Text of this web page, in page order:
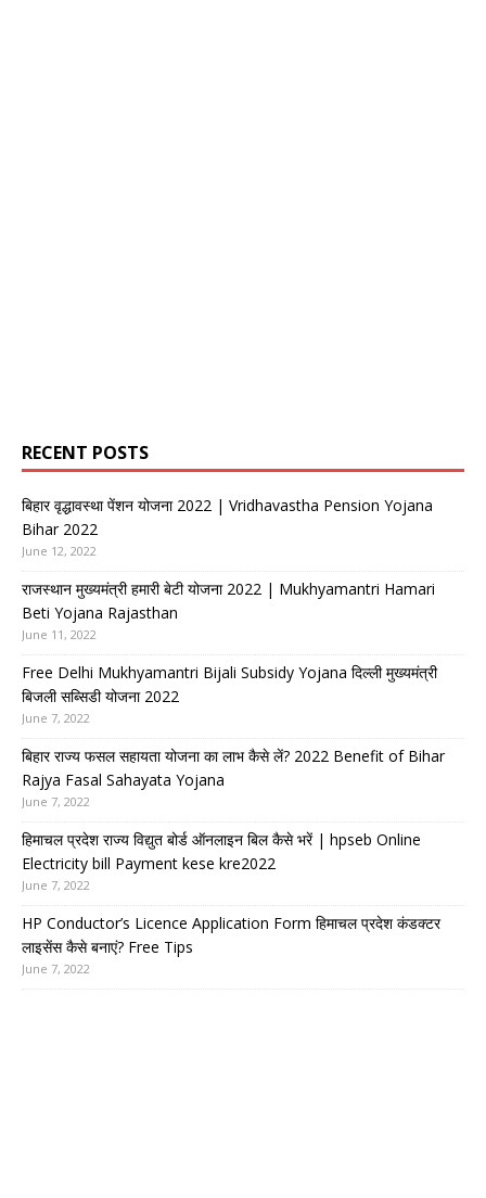
RECENT POSTS
बिहार वृद्धावस्था पेंशन योजना 2022 | Vridhavastha Pension Yojana
Bihar 2022
June 12, 2022
राजस्थान मुख्यमंत्री हमारी बेटी योजना 2022 | Mukhyamantri Hamari
Beti Yojana Rajasthan
June 11, 2022
Free Delhi Mukhyamantri Bijali Subsidy Yojana दिल्ली मुख्यमंत्री
बिजली सब्सिडी योजना 2022
June 7, 2022
बिहार राज्य फसल सहायता योजना का लाभ कैसे लें? 2022 Benefit of Bihar
Rajya Fasal Sahayata Yojana
June 7, 2022
हिमाचल प्रदेश राज्य विद्युत बोर्ड ऑनलाइन बिल कैसे भरें | hpseb Online
Electricity bill Payment kese kre2022
June 7, 2022
HP Conductor’s Licence Application Form हिमाचल प्रदेश कंडक्टर
लाइसेंस कैसे बनाएं? Free Tips
June 7, 2022